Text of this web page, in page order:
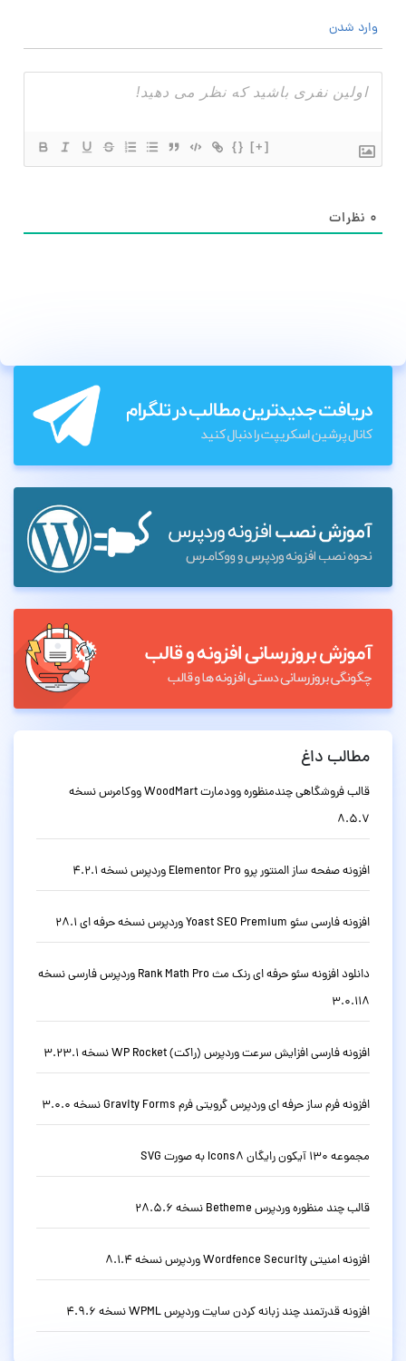
وارد شدن
{} [+]
۰ نظرات
مطالب داغ
قالب فروشگاهی چندمنظوره وودمارت WoodMart ووکامرس نسخه
8.5.7
افزونه صفحه ساز المنتور پرو Elementor Pro وردپرس نسخه 4.2.1
افزونه فارسی سئو Yoast SEO Premium وردپرس نسخه حرفه ای 28.1
دانلود افزونه سئو حرفه ای رنک مث Rank Math Pro وردپرس فارسی نسخه
3.0.118
افزونه فارسی افزایش سرعت وردپرس (راکت) WP Rocket نسخه 3.23.1
افزونه فرم ساز حرفه ای وردپرس گرویتی فرم Gravity Forms نسخه 3.0.0
مجموعه 130 آیکون رایگان Icons8 به صورت SVG
قالب چند منظوره وردپرس Betheme نسخه 28.5.6
افزونه امنیتی Wordfence Security وردپرس نسخه 8.1.4
افزونه قدرتمند چند زبانه کردن سایت وردپرس WPML نسخه 4.9.6